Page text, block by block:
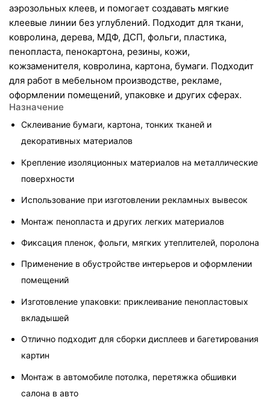
аэрозольных клеев, и помогает создавать мягкие
клеевые линии без углублений. Подходит для ткани,
ковролина, дерева, МДФ, ДСП, фольги, пластика,
пенопласта, пенокартона, резины, кожи,
кожзаменителя, ковролина, картона, бумаги. Подходит
для работ в мебельном производстве, рекламе,
оформлении помещений, упаковке и других сферах.
Назначение
Склеивание бумаги, картона, тонких тканей и
декоративных материалов
Крепление изоляционных материалов на металлические
поверхности
Использование при изготовлении рекламных вывесок
Монтаж пенопласта и других легких материалов
Фиксация пленок, фольги, мягких утеплителей, поролона
Применение в обустройстве интерьеров и оформлении
помещений
Изготовление упаковки: приклеивание пенопластовых
вкладышей
Отлично подходит для сборки дисплеев и багетирования
картин
Монтаж в автомобиле потолка, перетяжка обшивки
салона в авто